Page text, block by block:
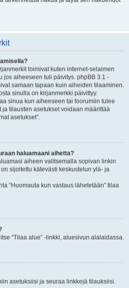
toimivat kuten internet-selaimen
jos aiheeseen tuli päivitys. phpBB 3.1 -
samaan tapaan kuin aiheiden tilaaminen.
sinulla on kirjanmerkki päivittyy.
sinua kun aiheeseen tai foorumiin tulee
tilausten asetukset voidaan määrittää
asetukset”.
haluamaani aihetta?
aiheen valitsemalla sopivan linkin
sijoitettu kätevästi keskustelun ylä- ja
“Huomauta kun vastaus lähetetään” tilaa
“Tilaa alue” -linkki, aluesivun alalaidassa.
asetuksiisi ja seuraa linkkejä tilauksiisi.